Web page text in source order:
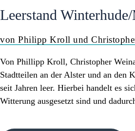
Leerstand
von Philipp Kroll und
Von Phillipp Kroll, Christopher
Stadtteilen an der Alster und an den
seit Jahren leer. Hierbei handelt es
Witterung ausgesetzt sind und